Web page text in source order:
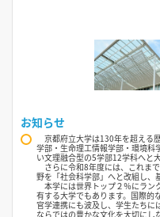
お知らせ
京都府立大学は130年を超える
学部・生命理工情報学部・環境科
い文理融合型の5学部12学科へと
さらに令和8年度には、これま
野を「社会科学部」へと改組し、
本学には世界トップ２％にラン
有する大学でもあります。国際的
官学連携にも波及し、学生たちに
ならではの豊かな文化を大切に